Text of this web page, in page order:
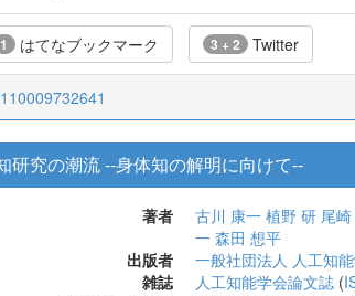
1 はてなブックマーク 3 + 2 Twitter
研究の潮流 --身体知の解明に向けて--
著者 古川 康一 植野 研 尾
一 森田 想平
出版者
一般社団法人 人工知
雑誌
人工知能学会論文誌 (